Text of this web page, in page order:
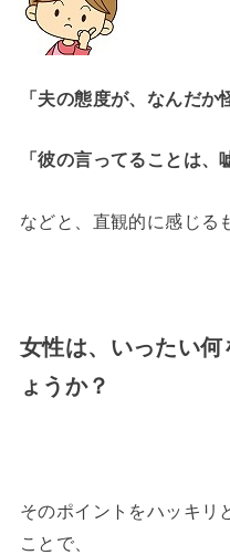
「夫の態度が、なんだか
「彼の言ってることは、
などと、直観的に感じる
女性は、いったい
ょうか？
そのポイントをハッキリ
ことで、